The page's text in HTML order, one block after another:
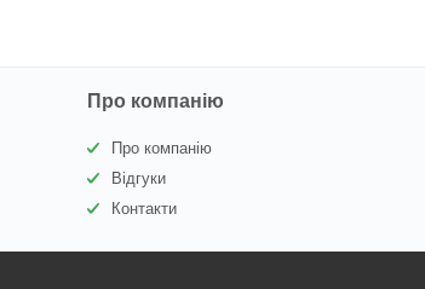
Про компанію
Про компанію
Відгуки
Контакти